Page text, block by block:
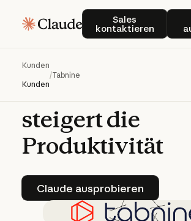
Sales
kontaktieren
Sales
Kunden
Kunden
/Tabnine
Mithilfevon
löstTabninedie
Probleme
Entwicklern
steigertdie
Produktivität
Claude ausprobieren
Claude ausprobieren